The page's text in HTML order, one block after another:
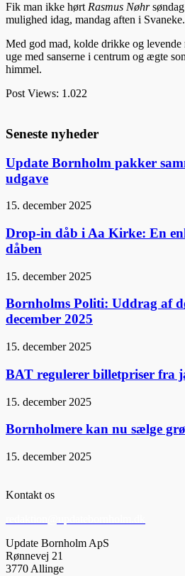
Fik man ikke hørt Rasmus Nøhr
mulighed idag, mandag aften i Svaneke.
Med god mad, kolde drikke og
uge med sanserne i centrum og ægte
himmel.
Post Views: 1.022
Seneste nyheder
Update Bornholm pakker
udgave
15. december 2025
Drop-in dåb i Aa Kirke: En
dåben
15. december 2025
Bornholms Politi: Uddrag af
december 2025
15. december 2025
BAT regulerer billetpriser fra
15. december 2025
Bornholmere kan nu sælge
15. december 2025
Kontakt os
Update Bornholm ApS
Rønnevej 21
3770 Allinge